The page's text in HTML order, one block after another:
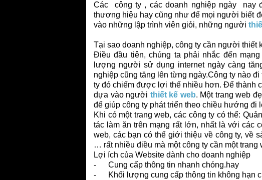
Các công ty , các doanh nghiệp ngày nay
thương hiệu hay cũng như để mọi người biết
vào những lập trình viên giỏi, những người
Tại sao doanh nghiệp, công ty cần người thiết
Điều đầu tiên, chúng ta phải nhắc đến
lượng người sử dụng internet ngày càng
nghiệp cũng tăng lên từng ngày.Công ty nào
ty đó chiếm được lợi thế nhiều hơn. Để thành
dựa vào người thiết kế web. Một trang web
để giúp công ty phát triển theo chiều hướng đi
Khi có một trang web, các công ty có thể:
tác làm ăn trên mạng rất lớn, nhất là với các
web, các bạn có thể giới thiệu về công ty, về
… rất nhiều điều mà một công ty cần một trang
Lợi ích của Website dành cho doanh nghiệp
- Cung cấp thông tin nhanh chóng.hay
- Khối lượng cung cấp thông tin không hạn